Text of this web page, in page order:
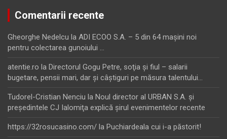
Comentarii recente
Gheorghe Nedelcu la ADI ECOO S.A. – 5 din 64 maşini noi
pentru colectarea gunoiului …
atentie.ro la Directorul Gogu Petre, soţia şi fiul – salarii
bugetare, pensii mari, dar şi câştiguri pe măsura talentului…
Tudorel-Cristian Nenciu la Noul director al URBAN S.A. şi
preşedintele CJ Ialomiţa explică şirul evenimentelor recente
https://32rosucasino.com/ la Puchiardeala cui i-a păstorit!